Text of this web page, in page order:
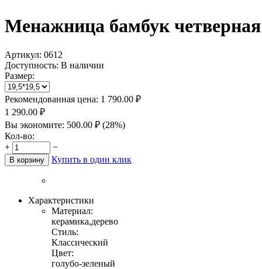
Менажница бамбук четверная
Артикул: 0612
Доступность: В наличии
Размер:
Рекомендованная цена: 1 790.00 ₽
1 290.00 ₽
Вы экономите: 500.00 ₽ (28%)
Кол-во:
+
−
В корзину Купить в один клик
Характеристики
Материал:
керамика,дерево
Стиль:
Классический
Цвет:
голубо-зеленый